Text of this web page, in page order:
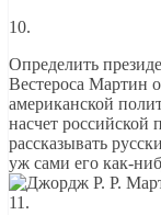
10.
Определить
Вестероса Мартин
американской
насчет
рассказывать
уж сами его как-
11.